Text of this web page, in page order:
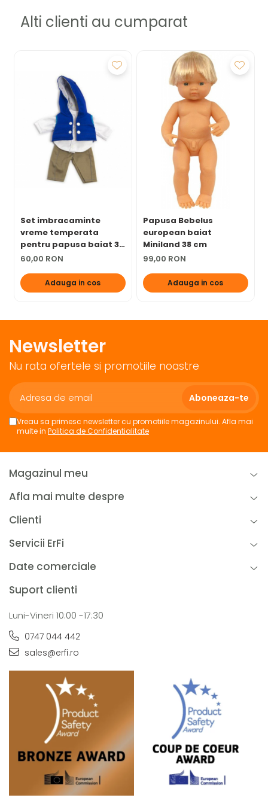
Alti clienti au cumparat
Set imbracaminte
vreme temperata
pentru papusa baiat 32
cm
60,00 RON
Adauga in cos
Papusa Bebelus
european baiat
Miniland 38 cm
99,00 RON
Adauga in cos
Newsletter
Nu rata ofertele si promotiile noastre
Vreau sa primesc newsletter cu promotiile magazinului. Afla mai
multe in Politica de Confidentialitate
Magazinul meu
Afla mai multe despre
Clienti
Servicii ErFi
Date comerciale
Suport clienti
Luni-Vineri 10:00 -17:30
0747 044 442
sales@erfi.ro